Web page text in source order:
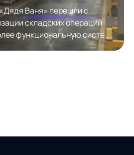
Ваня» перешли с
складских операций
функциональную систему
логистики AXELOT